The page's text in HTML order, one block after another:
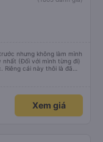
nhưng không làm mình
nhất (Đối với mình từng đi)
Riêng cái này thôi là đã
thương chứ không có
Xem giá